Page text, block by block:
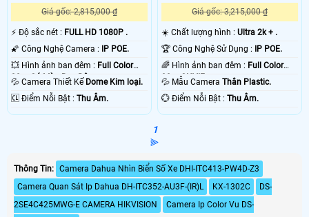
Giá gốc: 2,815,000 ₫
️⚡ Độ sắc nét : FULL HD 1080P .
🌠 Công Nghệ Camera :
IP POE.
💥 Hình ảnh ban đêm : Full Color
30m Có Màu Ban Ðêm.
💦 Camera Thiết Kế Dome Kim loại.
️🆑 Điểm Nỗi Bật : Thu Âm.
Giá gốc: 3,215,000 ₫
☀️ Chất lượng hình :Ultra 2k + .
🏆 Công Nghệ Sử Dụng :
IP POE.
🌈 Hình ảnh ban đêm : Full Color
30m ONVIF.
💦 Mẫu CameraThân Plastic.
️💮 Điểm Nỗi Bật :Thu Âm.
1
⫸
Thông Tin: Camera Dahua Nhìn Biển Số Xe DHI-ITC413-PW4D-Z3
Camera Quan Sát Ip Dahua DH-ITC352-AU3F-(IR)L
KX-1302C
DS-
2SE4C425MWG-E CAMERA HIKVISION
Camera Ip Color Vu DS-